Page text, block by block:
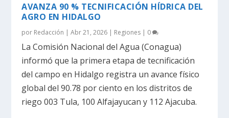
AVANZA 90 % TECNIFICACIÓN HÍDRICA DEL
AGRO EN HIDALGO
por Redacción |Abr 21, 2026 | Regiones | 0
La Comisión Nacional del Agua (Conagua)
informó que la primera etapa de tecnificación
del campo en Hidalgo registra un avance físico
global del 90.78 por ciento en los distritos de
riego 003 Tula, 100 Alfajayucan y 112 Ajacuba.